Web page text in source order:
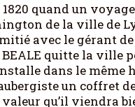
quand un
de la ville de
avec le gérant
quitte la ville
dans le
un coffret
qu’il viendra